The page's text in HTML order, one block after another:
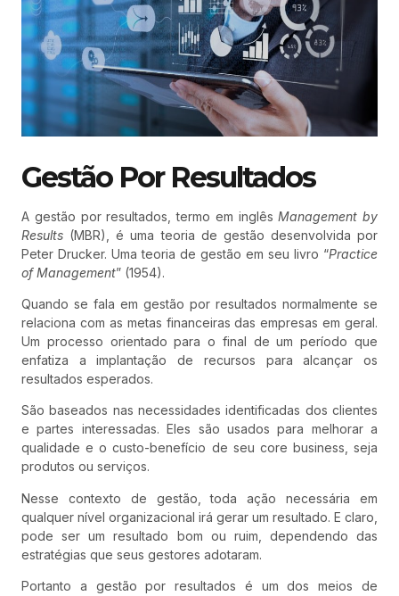
Gestão Por Resultados
A gestão por resultados, termo em inglêsManagement by
Results (MBR), é uma teoria de gestão desenvolvida por
Peter Drucker. Uma teoria de gestão em seu livro “Practice
of Management” (1954).
Quando se fala em gestão por resultados normalmente se
relaciona com as metas financeiras das empresas em geral.
Um processo orientado para o final de um período que
enfatiza a implantação de recursos para alcançar os
resultados esperados.
São baseados nas necessidades identificadas dos clientes
e partes interessadas. Eles são usados para melhorar a
qualidade e o custo-benefício de seu core business, seja
produtos ou serviços.
Nesse contexto de gestão, toda ação necessária em
qualquer nível organizacional irá gerar um resultado. E claro,
pode ser um resultado bom ou ruim, dependendo das
estratégias que seus gestores adotaram.
Portanto a gestão por resultados é um dos meios de